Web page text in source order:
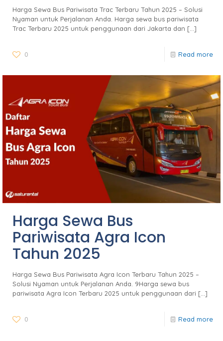
Harga Sewa Bus Pariwisata Trac Terbaru Tahun 2025 – Solusi
Nyaman untuk Perjalanan Anda. Harga sewa bus pariwisata
Trac Terbaru 2025 untuk penggunaan dari Jakarta dan […]
0 Read more
Harga Sewa Bus
Pariwisata Agra Icon
Tahun 2025
Harga Sewa Bus Pariwisata Agra Icon Terbaru Tahun 2025 –
Solusi Nyaman untuk Perjalanan Anda. 9Harga sewa bus
pariwisata Agra Icon Terbaru 2025 untuk penggunaan dari […]
0 Read more